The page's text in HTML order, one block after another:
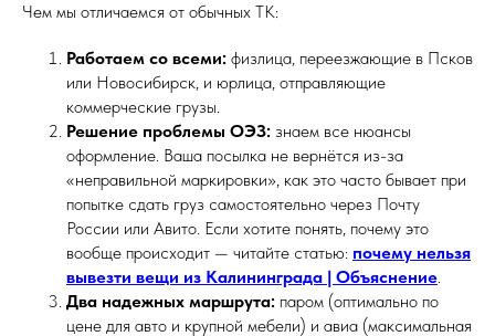
Чем мы отличаемся от обычных ТК:
Работаем со всеми: физлица, переезжающие в Псков
или Новосибирск, и юрлица, отправляющие
коммерческие грузы.
Решение проблемы ОЭЗ: знаем все нюансы
оформление. Ваша посылка не вернётся из-за
«неправильной маркировки», как это часто бывает при
попытке сдать груз самостоятельно через Почту
России или Авито. Если хотите понять, почему это
вообще происходит — читайте статью: почему нельзя
вывезти вещи из Калининграда | Объяснение.
Два надежных маршрута: паром (оптимально по
цене для авто и крупной мебели) и авиа (максимальная